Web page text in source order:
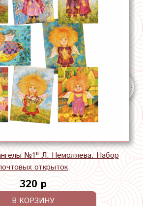
№1" Л. Немоляева. Набор
открыток
320 р
В КОРЗИНУ